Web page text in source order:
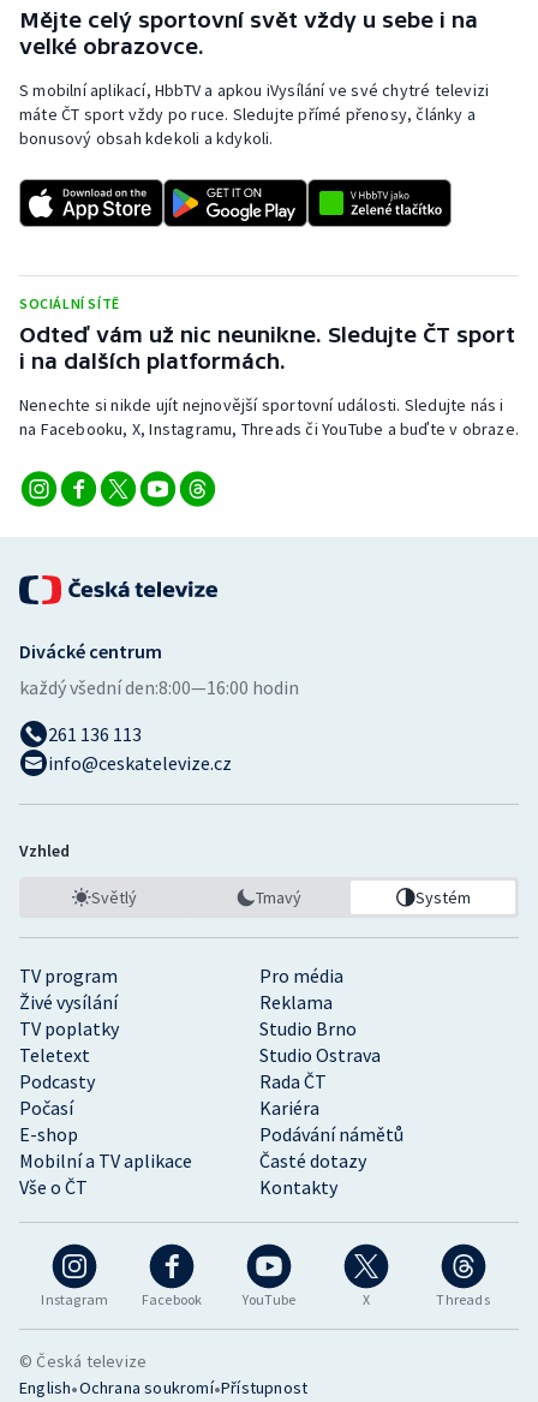
Volejbal
Ostatní
Mějte celý sportovní svět vždy u sebe i na
velké obrazovce.
S mobilní aplikací, HbbTV a apkou iVysílání ve své chytré televizi
máte ČT sport vždy po ruce. Sledujte přímé přenosy, články a
bonusový obsah kdekoli a kdykoli.
SOCIÁLNÍ SÍTĚ
Odteď vám už nic neunikne. Sledujte ČT sport
i na dalších platformách.
Nenechte si nikde ujít nejnovější sportovní události. Sledujte nás i
na Facebooku, X, Instagramu, Threads či YouTube a buďte v obraze.
Instagram Facebook YouTube X Threads
TV program
Pro média
Živé vysílání
Reklama
TV poplatky
Studio Brno
Teletext
Studio Ostrava
Podcasty
Rada ČT
Počasí
Kariéra
E-shop
Podávání námětů
Mobilní a TV aplikace
Časté dotazy
Vše o ČT
Kontakty
Divácké centrum
každý všední den:8:00—16:00 hodin
261 136 113
info@ceskatelevize.cz
Vzhled
Světlý Tmavý Systém
© Česká televize
English•Ochrana soukromí•Přístupnost